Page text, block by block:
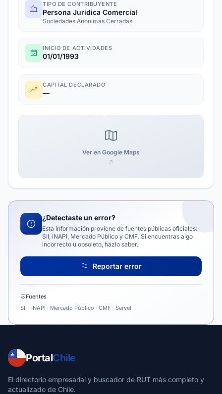
TIPO DE CONTRIBUYENTE
Persona Juridica Comercial
Sociedades Anonimas Cerradas
INICIO DE ACTIVIDADES
01/01/1993
CAPITAL DECLARADO
—
Ver en Google Maps
¿Detectaste un error?
Esta información proviene de fuentes públicas oficiales:
SII, INAPI, Mercado Público y CMF. Si encuentras algo
incorrecto u obsoleto, házlo saber.
Reportar error
Fuentes
SII · INAPI · Mercado Público · CMF · Servel
PortalChile
El directorio empresarial y buscador de RUT más completo y
actualizado de Chile.